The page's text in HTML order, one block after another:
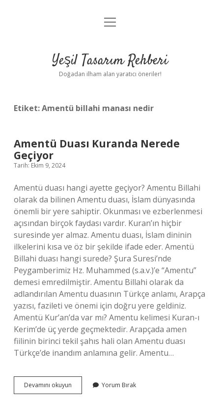
Anasayfa
Yasal Uyarı
menüyü
Yeşil Tasarım Rehberi
Doğadan ilham alan yaratıcı öneriler!
Etiket:Amentü billahi manası nedir
Amentü Duası Kuranda Nerede
Geçiyor
Tarih: Ekim 9, 2024
Amentü duası hangi ayette geçiyor? Amentu Billahi
olarak da bilinen Amentu duası, İslam dünyasında
önemli bir yere sahiptir. Okunması ve ezberlenmesi
açısından birçok faydası vardır. Kuran’ın hiçbir
suresinde yer almaz. Amentu duası, İslam dininin
ilkelerini kısa ve öz bir şekilde ifade eder. Amentü
Billahi duası hangi surede? Şura Suresi’nde
Peygamberimiz Hz. Muhammed (s.a.v.)’e “Amentu”
demesi emredilmiştir. Amentu Billahi olarak da
adlandırılan Amentu duasının Türkçe anlamı, Arapça
yazısı, fazileti ve önemi için doğru yere geldiniz.
Amentü Kur’an’da var mı? Amentu kelimesi Kuran-ı
Kerim’de üç yerde geçmektedir. Arapçada amen
fiilinin birinci tekil şahıs hali olan Amentu duası
Türkçe’de inandım anlamına gelir. Amentu…
Devamını okuyun
Duası
Yorum Bırak